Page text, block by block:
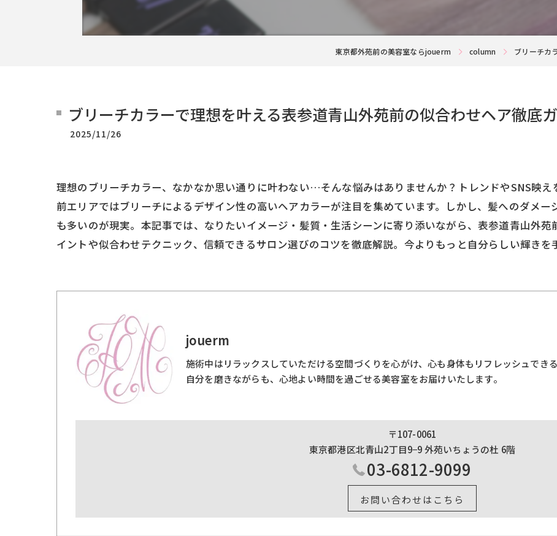
東京都外苑前の美容室ならjouerm column ブリーチカ
ブリーチカラーで理想を叶える表参道青山外苑前の似合わせヘア徹底
2025/11/26
理想のブリーチカラー、なかなか思い通りに叶わない…そんな悩みはありませんか？トレンドやSNS映
前エリアではブリーチによるデザイン性の高いヘアカラーが注目を集めています。しかし、髪へのダメ
も多いのが現実。本記事では、なりたいイメージ・髪質・生活シーンに寄り添いながら、表参道青山外
イントや似合わせテクニック、信頼できるサロン選びのコツを徹底解説。今よりもっと自分らしい輝きを
jouerm
施術中はリラックスしていただける空間づくりを心がけ、心も身体もリフレッシュでき
自分を磨きながらも、心地よい時間を過ごせる美容室をお届けいたします。
〒107-0061
東京都港区北青山2丁目9−9 外苑いちょうの杜 6階
03-6812-9099
お問い合わせはこちら